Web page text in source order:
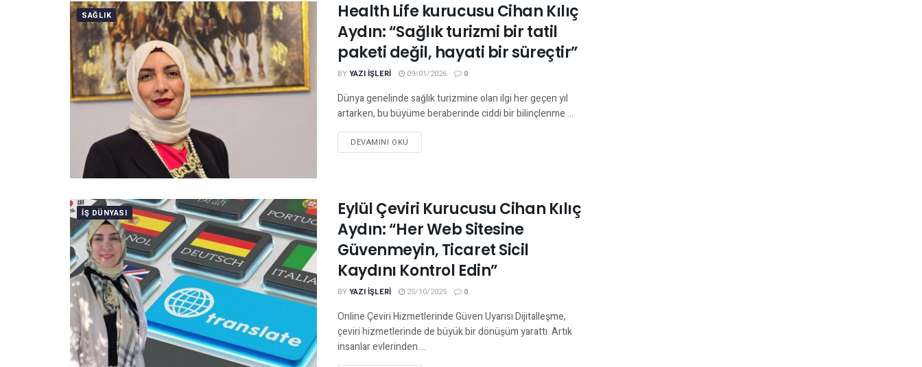
SAĞLIK
Health Life kurucusu Cihan Kılıç
Aydın: “Sağlık turizmi bir tatil
paketi değil, hayati bir süreçtir”
BYYAZI IŞLERI 09/01/2026 0
Dünya genelinde sağlık turizmine olan ilgi her geçen yıl
artarken, bu büyüme beraberinde ciddi bir bilinçlenme ...
DEVAMINI OKU
IŞ DÜNYASI
Eylül Çeviri Kurucusu Cihan Kılıç
Aydın: “Her Web Sitesine
Güvenmeyin, Ticaret Sicil
Kaydını Kontrol Edin”
BYYAZI IŞLERI 25/10/2025 0
Online Çeviri Hizmetlerinde Güven Uyarısı Dijitalleşme,
çeviri hizmetlerinde de büyük bir dönüşüm yarattı. Artık
insanlar evlerinden ...